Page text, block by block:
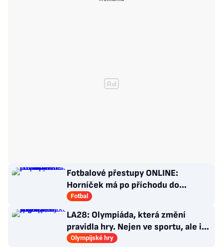
Fotbalové přestupy ONLINE:
Horníček má po příchodu do
Newcastlu nového trenéra
Fotbal
LA28: Olympiáda, která změní
pravidla hry. Nejen ve sportu, ale i
v&nbsp;marketingu
Olympijské hry